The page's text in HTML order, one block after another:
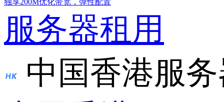
独享200M优化带宽，弹性配置
服务器租用
中国香港服